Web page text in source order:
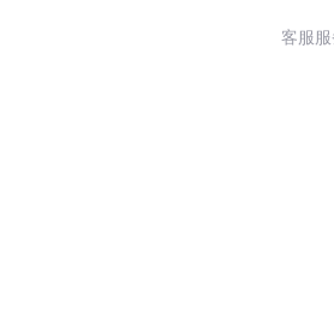
客服